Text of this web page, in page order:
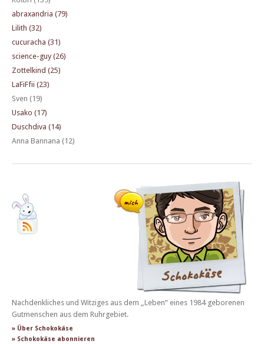
abraxandria (79)
Lilith (32)
cucuracha (31)
science-guy (26)
Zottelkind (25)
LaFiFfii (23)
Sven (19)
Usako (17)
Duschdiva (14)
Anna Bannana (12)
Nachdenkliches und Witziges aus dem „Leben“ eines 1984 geborenen
Gutmenschen aus dem Ruhrgebiet.
» Über Schokokäse
» Schokokäse abonnieren